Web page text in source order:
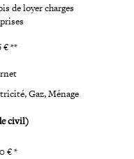
de loyer charges
€ **
Gaz, Ménage
civil)
€ *